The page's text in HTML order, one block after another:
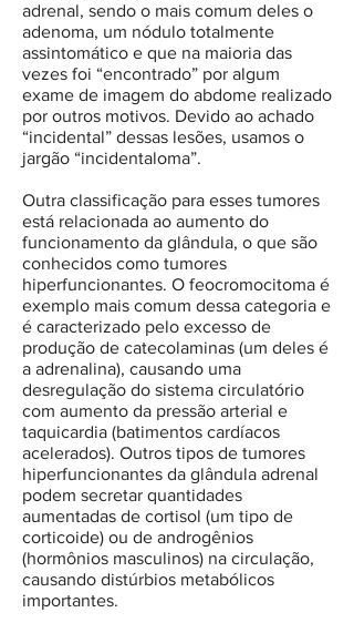
adrenal, sendo o mais comum deles o
adenoma, um nódulo totalmente
assintomático e que na maioria das
vezes foi “encontrado” por algum
exame de imagem do abdome realizado
por outros motivos. Devido ao achado
“incidental” dessas lesões, usamos o
jargão “incidentaloma”.
Outra classificação para esses tumores
está relacionada ao aumento do
funcionamento da glândula, o que são
conhecidos como tumores
hiperfuncionantes. O feocromocitoma é
exemplo mais comum dessa categoria e
é caracterizado pelo excesso de
produção de catecolaminas (um deles é
a adrenalina), causando uma
desregulação do sistema circulatório
com aumento da pressão arterial e
taquicardia (batimentos cardíacos
acelerados). Outros tipos de tumores
hiperfuncionantes da glândula adrenal
podem secretar quantidades
aumentadas de cortisol (um tipo de
corticoide) ou de androgênios
(hormônios masculinos) na circulação,
causando distúrbios metabólicos
importantes.